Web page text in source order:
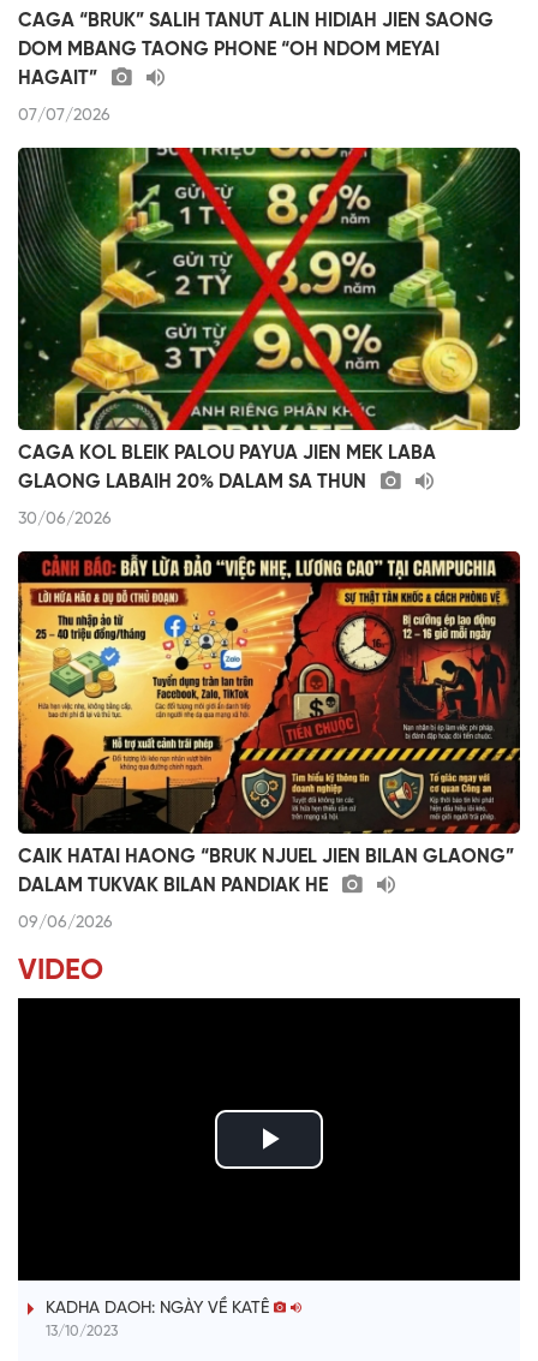
CAGA “BRUK” SALIH TANUT ALIN HIDIAH JIEN SAONG
DOM MBANG TAONG PHONE “OH NDOM MEYAI
HAGAIT”
07/07/2026
CAGA KOL BLEIK PALOU PAYUA JIEN MEK LABA
GLAONG LABAIH 20% DALAM SA THUN
30/06/2026
CAIK HATAI HAONG “BRUK NJUEL JIEN BILAN GLAONG”
DALAM TUKVAK BILAN PANDIAK HE
09/06/2026
VIDEO
P
a
KADHA DAOH: NGÀY VỀ KATÊ
13/10/2023